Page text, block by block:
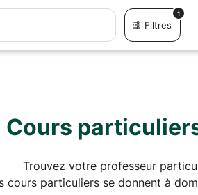
Filtres
1
Cours
Trouvez votre professeur
cours particuliers se donnent à